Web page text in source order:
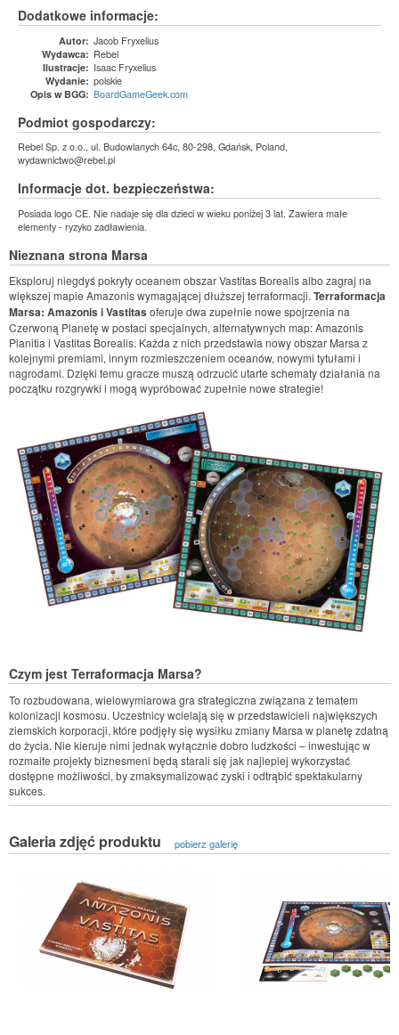
Dodatkowe informacje:
Autor: Jacob Fryxelius
Wydawca: Rebel
Ilustracje: Isaac Fryxelius
Wydanie: polskie
Opis w BGG: BoardGameGeek.com
Podmiot gospodarczy:
Rebel Sp. z o.o., ul. Budowlanych 64c, 80-298, Gdańsk, Poland,
wydawnictwo@rebel.pl
Informacje dot. bezpieczeństwa:
Posiada logo CE. Nie nadaje się dla dzieci w wieku poniżej 3 lat. Zawiera małe
elementy - ryzyko zadławienia.
Nieznana strona Marsa
Eksploruj niegdyś pokryty oceanem obszar Vastitas Borealis albo zagraj na
większej mapie Amazonis wymagającej dłuższej terraformacji. Terraformacja
Marsa: Amazonis i Vastitas oferuje dwa zupełnie nowe spojrzenia na
Czerwoną Planetę w postaci specjalnych, alternatywnych map: Amazonis
Planitia i Vastitas Borealis. Każda z nich przedstawia nowy obszar Marsa z
kolejnymi premiami, innym rozmieszczeniem oceanów, nowymi tytułami i
nagrodami. Dzięki temu gracze muszą odrzucić utarte schematy działania na
początku rozgrywki i mogą wypróbować zupełnie nowe strategie!
Czym jest Terraformacja Marsa?
To rozbudowana, wielowymiarowa gra strategiczna związana z tematem
kolonizacji kosmosu. Uczestnicy wcielają się w przedstawicieli największych
ziemskich korporacji, które podjęły się wysiłku zmiany Marsa w planetę zdatną
do życia. Nie kieruje nimi jednak wyłącznie dobro ludzkości – inwestując w
rozmaite projekty biznesmeni będą starali się jak najlepiej wykorzystać
dostępne możliwości, by zmaksymalizować zyski i odtrąbić spektakularny
sukces.
Galeria zdjęć produktu pobierz galerię